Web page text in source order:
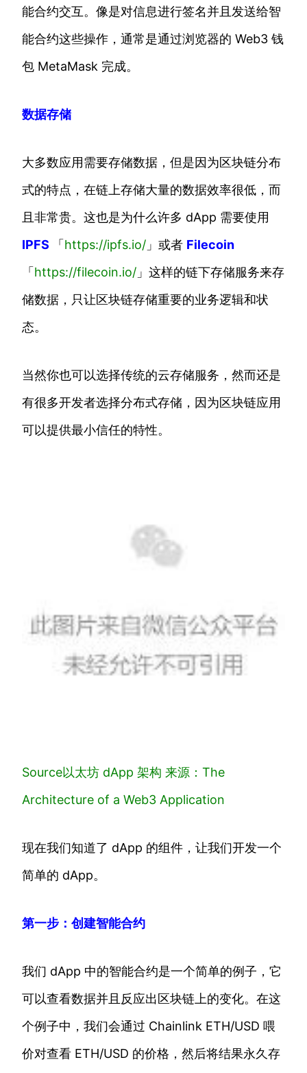
能合约交互。像是对信息进行签名并且发送给智
能合约这些操作，通常是通过浏览器的 Web3 钱
包 MetaMask 完成。
数据存储
大多数应用需要存储数据，但是因为区块链分布
式的特点，在链上存储大量的数据效率很低，而
且非常贵。这也是为什么许多 dApp 需要使用
IPFS
「 https://ipfs.io/ 」或者 Filecoin
「 https://filecoin.io/ 」这样的链下存储服务来存
储数据，只让区块链存储重要的业务逻辑和状
态。
当然你也可以选择传统的云存储服务，然而还是
有很多开发者选择分布式存储，因为区块链应用
可以提供最小信任的特性。
Source以太坊 dApp 架构 来源：The
Architecture of a Web3 Application
现在我们知道了 dApp 的组件，让我们开发一个
简单的 dApp。
第一步：创建智能合约
我们 dApp 中的智能合约是一个简单的例子，它
可以查看数据并且反应出区块链上的变化。在这
个例子中，我们会通过 Chainlink ETH/USD 喂
价对查看 ETH/USD 的价格，然后将结果永久存